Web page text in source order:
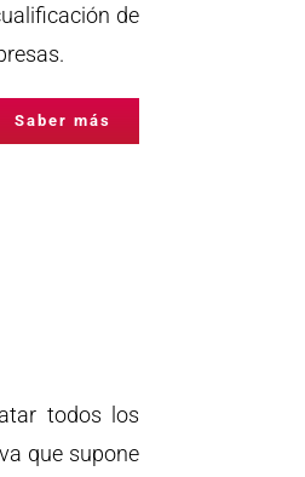
de
Saber más
todos los
que supone